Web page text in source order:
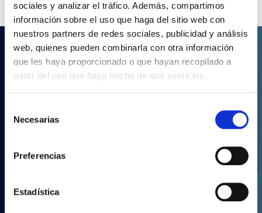
sociales y analizar el tráfico. Además, compartimos
información sobre el uso que haga del sitio web con
nuestros partners de redes sociales, publicidad y análisis
web, quienes pueden combinarla con otra información
que les haya proporcionado o que hayan recopilado a
partir del uso que haya hecho de sus servicios.
Necesarias
Preferencias
Estadística
.LDT
Os teus projectos de
Com a nossa vasta gama de produtos, poderás
Descarrega o nosso catálogo completo em